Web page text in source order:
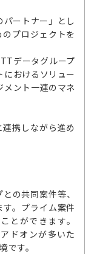
ートナー」とし
プロジェクトを
データグループ
おけるソリュー
ント一連のマネ
携しながら進め
の共同案件等、
。プライム案件
とができます。
ドオンが多いた
です。